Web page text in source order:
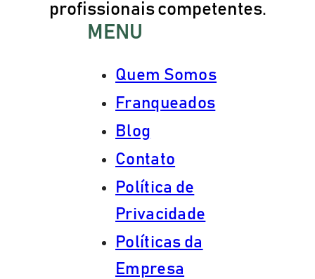
profissionais competentes.
MENU
Quem Somos
Franqueados
Blog
Contato
Política de
Privacidade
Políticas da
Empresa